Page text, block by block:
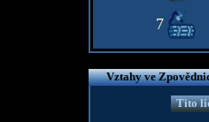
7
Vztahy ve
Tito